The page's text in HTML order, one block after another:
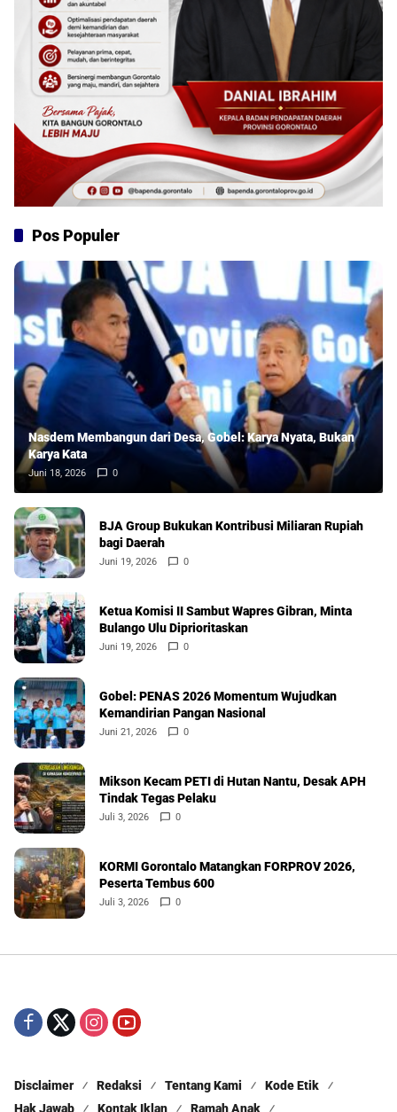
Pos Populer
Nasdem Membangun dari Desa, Gobel: Karya Nyata, Bukan
Karya Kata
Juni 18, 2026 0
BJA Group Bukukan Kontribusi Miliaran Rupiah
bagi Daerah
Juni 19, 2026 0
Ketua Komisi II Sambut Wapres Gibran, Minta
Bulango Ulu Diprioritaskan
Juni 19, 2026 0
Gobel: PENAS 2026 Momentum Wujudkan
Kemandirian Pangan Nasional
Juni 21, 2026 0
Mikson Kecam PETI di Hutan Nantu, Desak APH
Tindak Tegas Pelaku
Juli 3, 2026 0
KORMI Gorontalo Matangkan FORPROV 2026,
Peserta Tembus 600
Juli 3, 2026 0
Disclaimer Redaksi Tentang Kami
Kode Etik
Hak Jawab
Kontak Iklan Ramah Anak